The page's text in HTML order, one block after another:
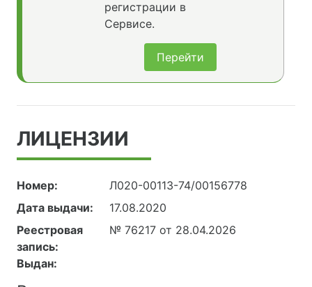
регистрации в
Сервисе.
Перейти
ЛИЦЕНЗИИ
Номер:
Л020-00113-74/00156778
Дата выдачи:
17.08.2020
Реестровая
запись:
№ 76217 от 28.04.2026
Выдан: